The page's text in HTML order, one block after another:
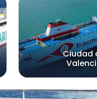
Ciudad